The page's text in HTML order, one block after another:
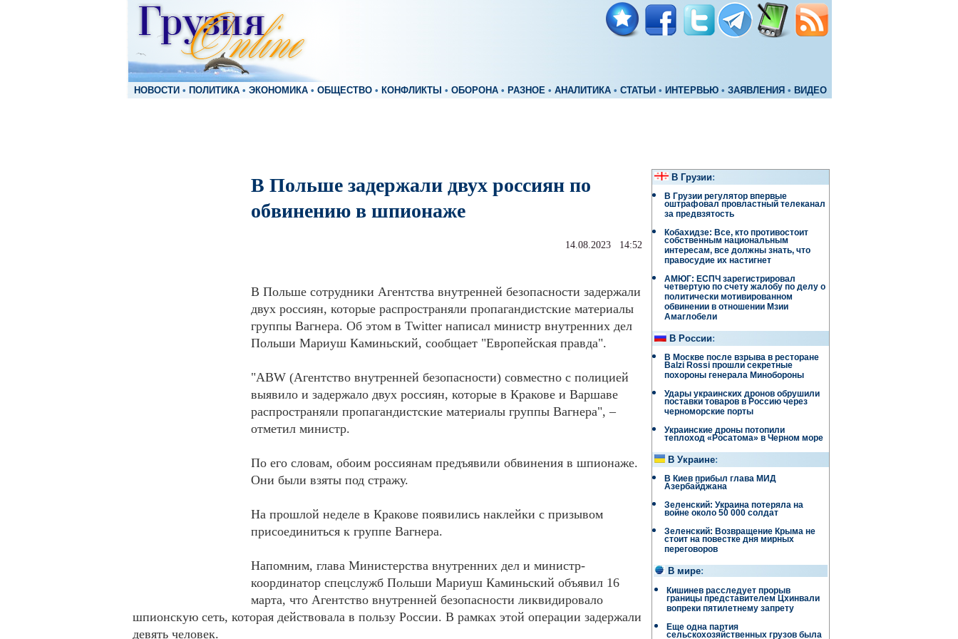
НОВОСТИ • ПОЛИТИКА • ЭКОНОМИКА • ОБЩЕСТВО • КОНФЛИКТЫ • ОБОРОНА • РАЗНОЕ • АНАЛИТИКА • СТАТЬИ • ИНТЕРВЬЮ • ЗАЯВЛЕНИЯ • ВИДЕО
В Польше задержали двух россиян по
обвинению в шпионаже
14.08.2023 14:52
В Польше сотрудники Агентства внутренней безопасности задержали
двух россиян, которые распространяли пропагандистские материалы
группы Вагнера. Об этом в Twitter написал министр внутренних дел
Польши Мариуш Каминьский, сообщает "Европейская правда".
"ABW (Агентство внутренней безопасности) совместно с полицией
выявило и задержало двух россиян, которые в Кракове и Варшаве
распространяли пропагандистские материалы группы Вагнера", –
отметил министр.
По его словам, обоим россиянам предъявили обвинения в шпионаже.
Они были взяты под стражу.
На прошлой неделе в Кракове появились наклейки с призывом
присоединиться к группе Вагнера.
Напомним, глава Министерства внутренних дел и министр-
координатор спецслужб Польши Мариуш Каминьский объявил 16
марта, что Агентство внутренней безопасности ликвидировало
шпионскую сеть, которая действовала в пользу России. В рамках этой операции задержали
девять человек.
В Грузии:
В Грузии регулятор впервые
оштрафовал провластный телеканал
за предвзятость
Кобахидзе: Все, кто противостоит
собственным национальным
интересам, все должны знать, что
правосудие их настигнет
АМЮГ: ЕСПЧ зарегистрировал
четвертую по счету жалобу по делу о
политически мотивированном
обвинении в отношении Мзии
Амаглобели
В России:
В Москве после взрыва в ресторане
Balzi Rossi прошли секретные
похороны генерала Минобороны
Удары украинских дронов обрушили
поставки товаров в Россию через
черноморские порты
Украинские дроны потопили
теплоход «Росатома» в Черном море
В Украине:
В Киев прибыл глава МИД
Азербайджана
Зеленский: Украина потеряла на
войне около 50 000 солдат
Зеленский: Возвращение Крыма не
стоит на повестке дня мирных
переговоров
В мире:
Кишинев расследует прорыв
границы представителем Цхинвали
вопреки пятилетнему запрету
Еще одна партия